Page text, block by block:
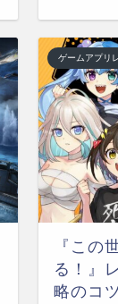
ゲームアプリ
『この
る！』
略のコツ